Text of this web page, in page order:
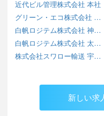
近代ビル管理株式会社 本社
グリーン・エコ株式会社 SARASHINA ECO BASE
白帆ロジテム株式会社 神栖営業所
白帆ロジテム株式会社 太田営業所
株式会社スワロー輸送 宇都宮センター
新しい求